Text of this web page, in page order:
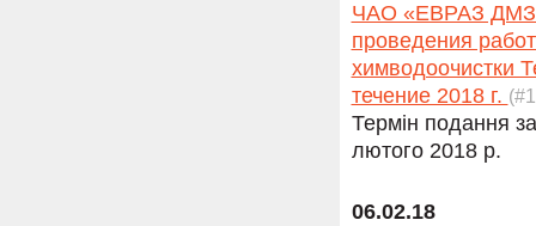
ЧАО «ЕВРАЗ ДМЗ»
проведения
химводоочистки
течение 2018 г.
Термін подання
лютого 2018 р.
06.02.18